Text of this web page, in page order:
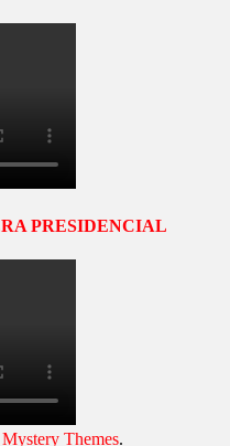
PRESIDENCIAL
Mystery Themes.